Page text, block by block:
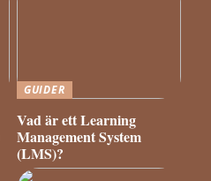
GUIDER
Vad är ett Learning
Management System
(LMS)?